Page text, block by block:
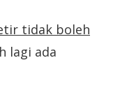
tidak boleh
lagi ada